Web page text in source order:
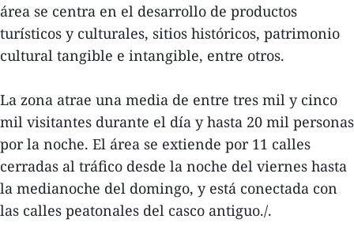
área se centra en el desarrollo de productos
turísticos y culturales, sitios históricos, patrimonio
cultural tangible e intangible, entre otros.
La zona atrae una media de entre tres mil y cinco
mil visitantes durante el día y hasta 20 mil personas
por la noche. El área se extiende por 11 calles
cerradas al tráfico desde la noche del viernes hasta
la medianoche del domingo, y está conectada con
las calles peatonales del casco antiguo./.